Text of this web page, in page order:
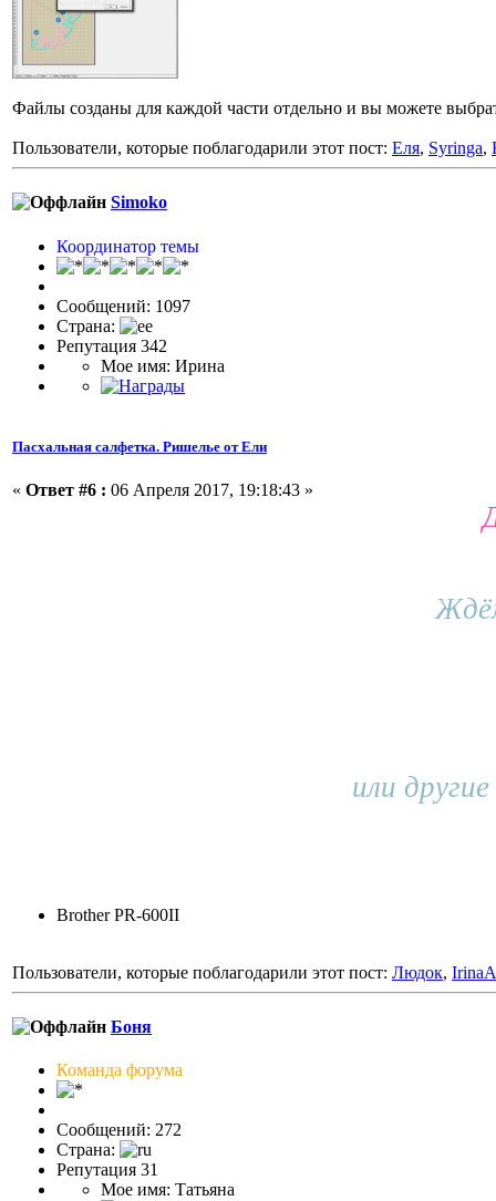
Файлы созданы для каждой части отдельно и вы можете
Пользователи, которые поблагодарили этот пост: Еля, Syringa,
Simoko
Координатор темы
Сообщений: 1097
Страна:
Репутация 342
Мое имя: Ирина
Пасхальная салфетка. Ришелье от Ели
« Ответ #6 : 06 Апреля 2017, 19:18:43 »
или
Brother PR-600II
Пользователи, которые поблагодарили этот пост: Людок,
Боня
Команда форума
Сообщений: 272
Страна:
Репутация 31
Мое имя: Татьяна